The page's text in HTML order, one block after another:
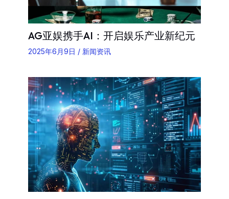
AG亚娱携手AI：开启娱乐产业新纪元
2025年6月9日 / 新闻资讯